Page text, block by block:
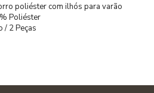
poliéster com ilhós para varão
Poliéster
/ 2 Peças